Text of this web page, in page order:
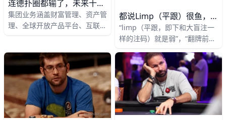
连德扑圈都输了，未来十年被机器人取代的工作有哪些？
集团业务涵盖财富管理、资产管
理、全球开放产品平台、互联网
基金、私募房地产基金、公募基
都说limp（平跟）很鱼，那啥时候limp才对头？
“limp（平跟，即下和大盲注一
样的注码）就是弱”，“翻牌前不
们经常听到关于limp的不